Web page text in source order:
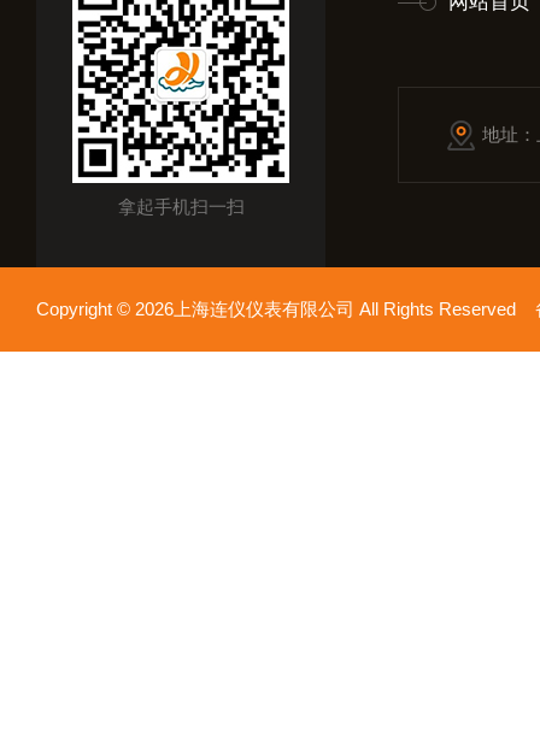
拿起手机扫一扫
地址
Copyright © 2026上海连仪仪表有限公司 All Rights Reserved